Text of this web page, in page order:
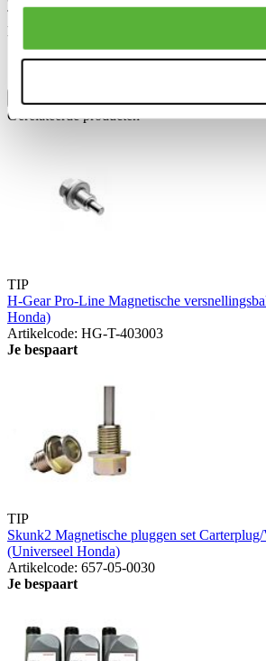
Toepasbaar op:
Honda
S2000 1999-2003 2.0i (AP1)
S2000 2004-2009 2.0i (AP1)
Gerelateerde producten
TIP
H-Gear Pro-Line Magnetische
Honda)
Artikelcode: HG-T-403003
Je bespaart
TIP
Skunk2 Magnetische pluggen set
(Universeel Honda)
Artikelcode: 657-05-0030
Je bespaart